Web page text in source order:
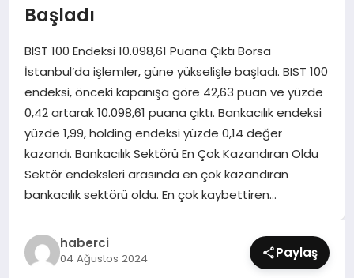
EKONOMI
MAGAZIN
SAĞLIK
SIYASET
SPOR
YAŞAM
Başladı
BIST 100 Endeksi 10.098,61 Puana Çıktı Borsa
İstanbul’da işlemler, güne yükselişle başladı. BIST 100
endeksi, önceki kapanışa göre 42,63 puan ve yüzde
0,42 artarak 10.098,61 puana çıktı. Bankacılık endeksi
yüzde 1,99, holding endeksi yüzde 0,14 değer
kazandı. Bankacılık Sektörü En Çok Kazandıran Oldu
Sektör endeksleri arasında en çok kazandıran
bankacılık sektörü oldu. En çok kaybettiren…
haberci
04 Ağustos 2024 Paylaş